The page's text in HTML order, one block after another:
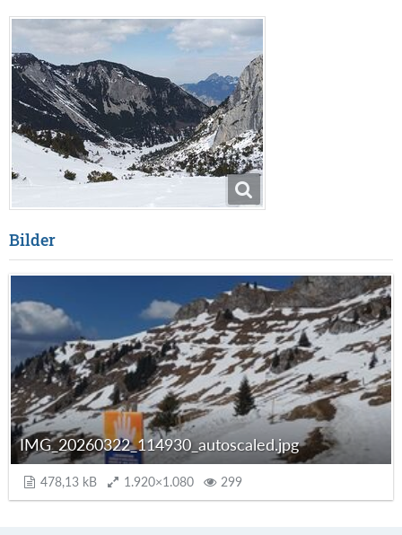
Bilder
IMG_20260322_114930_autoscaled.jpg
478,13 kB 1.920×1.080 299